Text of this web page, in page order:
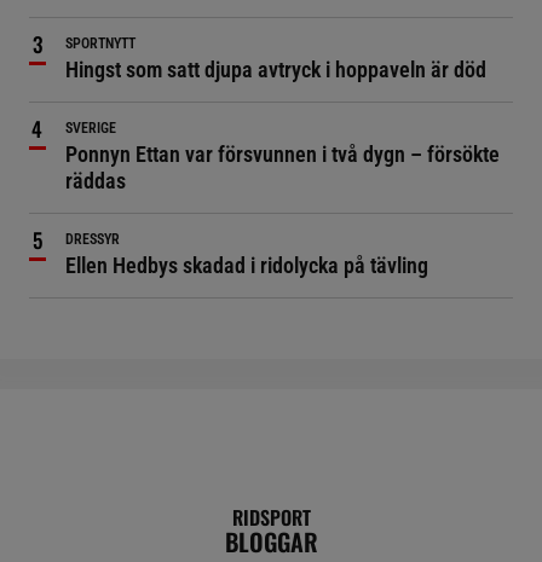
SPORTNYTT
Hingst som satt djupa avtryck i hoppaveln är död
SVERIGE
Ponnyn Ettan var försvunnen i två dygn – försökte
räddas
DRESSYR
Ellen Hedbys skadad i ridolycka på tävling
RIDSPORT
BLOGGAR